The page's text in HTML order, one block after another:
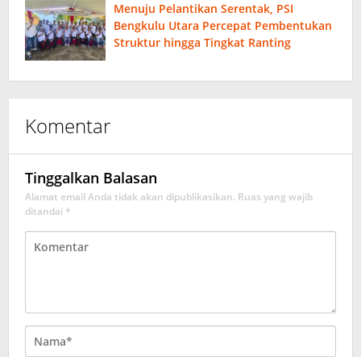
Menuju Pelantikan Serentak, PSI
Bengkulu Utara Percepat Pembentukan
Struktur hingga Tingkat Ranting
Komentar
Tinggalkan Balasan
Alamat email Anda tidak akan dipublikasikan. Ruas yang wajib
ditandai *